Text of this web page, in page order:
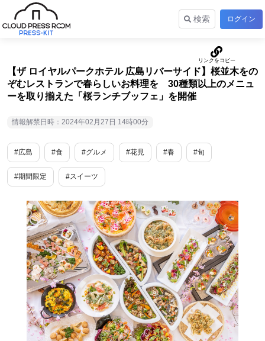
検索 ログイン
【ザ ロイヤルパークホテル 広島リバーサイド】桜並木をの
ぞむレストランで春らしいお料理を 30種類以上のメニュ
ーを取り揃えた「桜ランチブッフェ」を開催
情報解禁日時：2024年02月27日 14時00分
#広島 #食 #グルメ #花見 #春 #旬
#期間限定 #スイーツ